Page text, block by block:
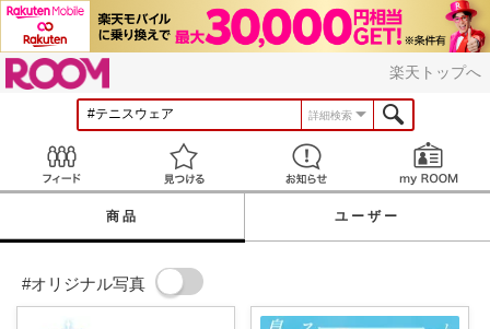
楽天トップへ
詳細検索
見つける お知らせ
商品 ユーザー
#オリジナル写真